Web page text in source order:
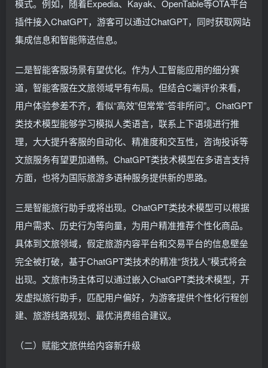
模式。例如，随着Expedia、Kayak、OpenTable等OTA平台
插件接入ChatGPT，游客可以通过ChatGPT，同时获取网站
集成信息和智能筛选信息。
二是智能客服场景有望优化。作为人工智能应用的细分赛
道，智能客服在文旅领域早有布局。但结合C端评价来看，
用户体验参差不齐，看似“高效”但常常“答非所问”。ChatGPT
类技术模型能够学习模拟人类语言，联系上下语境进行推
理，大大提升客服的自动化、精准度和交互性，咨询投诉等
文旅服务有望更加通畅。ChatGPT类技术模型在多语言支持
方面，也将为国际旅游多语种服务提供新的思路。
三是智能旅行助手或将出现。ChatGPT类技术模型可以根据
用户需求、历史行为等向量，为用户精准推荐个性化商品。
具体到文旅领域，假定旅游内容平台和交易平台的信息壁垒
完全被打破，基于ChatGPT类技术的精准“货找人”模式将会
出现。文旅市场主体可以通过嵌入ChatGPT类技术模型，开
发虚拟旅行助手，匹配用户偏好，为游客提供个性化行程创
建、旅游线路规划、最优消费组合建议。
（二）赋能文旅供给内容新升级